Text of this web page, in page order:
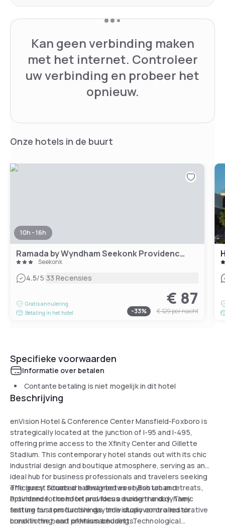
Kan geen verbinding maken
met het internet. Controleer
uw verbinding en probeer het
opnieuw.
Onze hotels in de buurt
10h - 16h
Ramada by Wyndham Seekonk Providence Area
Seekonk
4.5/5|33 Recensies
Gratis annulering
Betaling in het hotel
€ 87
-33% € 129per nacht
Specifieke voorwaarden
Informatie over betalen
Contante betaling is niet mogelijk in dit hotel
Beschrijving
enVision Hotel & Conference Center Mansfield-Foxboro is
strategically located at the junction of I-95 and I-495,
offering prime access to the Xfinity Center and Gillette
Stadium. This contemporary hotel stands out with its chic
industrial design and boutique atmosphere, serving as an
ideal hub for business professionals and travelers seeking
efficiency. Situated halfway between Boston and
Providence, the hotel provides a modern and dynamic
setting for a productive daytime stopover or a restorative
break in the heart of Massachusetts.
The guest rooms are designed as stylish urban retreats,
optimized for comfort and focus during the day. They
feature custom furnishings, individually controlled air
conditioning, and premium bedding. Technological